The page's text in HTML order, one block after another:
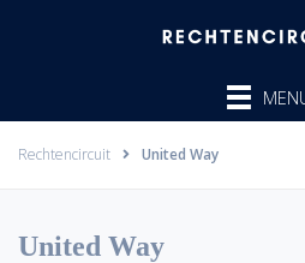
Rechtencircuit United Way
United Way